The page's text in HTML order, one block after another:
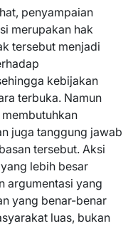
penyampaian
merupakan hak
tersebut menjadi
kebijakan
terbuka. Namun
juga tanggung jawab
tersebut. Aksi
lebih besar
argumentasi yang
yang benar-benar
luas, bukan